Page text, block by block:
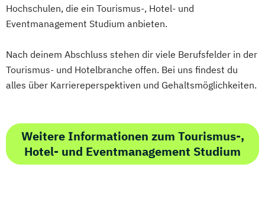
Hochschulen, die ein Tourismus-, Hotel- und
Eventmanagement Studium anbieten.
Nach deinem Abschluss stehen dir viele Berufsfelder in der
Tourismus- und Hotelbranche offen. Bei uns findest du
alles über Karriereperspektiven und Gehaltsmöglichkeiten.
Weitere Informationen zum Tourismus-,
Hotel- und Eventmanagement Studium